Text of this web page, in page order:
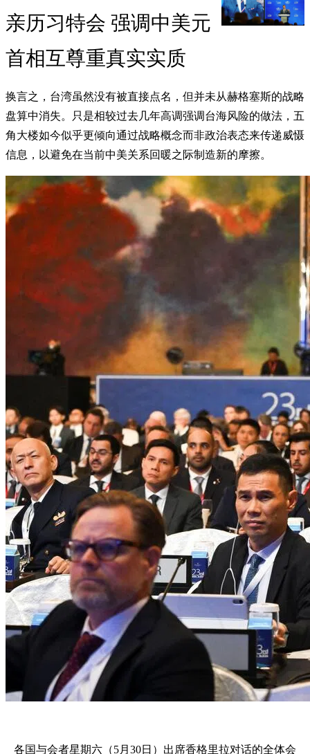
亲历习特会 强调中美元
首相互尊重真实实质
换言之，台湾虽然没有被直接点名，但并未从赫格塞斯的战略
盘算中消失。只是相较过去几年高调强调台海风险的做法，五
角大楼如今似乎更倾向通过战略概念而非政治表态来传递威慑
信息，以避免在当前中美关系回暖之际制造新的摩擦。
各国与会者星期六（5月30日）出席香格里拉对话的全体会